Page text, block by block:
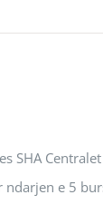
e 5